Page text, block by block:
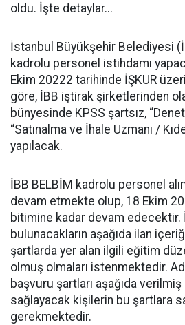
oldu. İşte detaylar...
İstanbul Büyükşehir Belediyesi
kadrolu personel istihdamı
Ekim 20222 tarihinde İŞKUR
göre, İBB iştirak şirketlerinden
bünyesinde KPSS şartsız,
“Satınalma ve İhale Uzmanı /
yapılacak.
İBB BELBİM kadrolu personel
devam etmekte olup, 18 Ekim
bitimine kadar devam edecektir.
bulunacakların aşağıda ilan
şartlarda yer alan ilgili eğitim
olmuş olmaları istenmektedir.
başvuru şartları aşağıda
sağlayacak kişilerin bu şartlara
gerekmektedir.